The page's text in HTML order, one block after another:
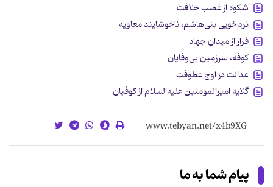
شکوه از غصب خلافت
نرم‌خویی بنی‌هاشم، ناخوشایند معاویه
فرار از میدان جهاد
کوفه، سرزمین بی‌وفایان
عدالت در اوج عطوفت
گلایه امیرالمومنین علیه‌السلام از کوفیان
پیام شما به ما